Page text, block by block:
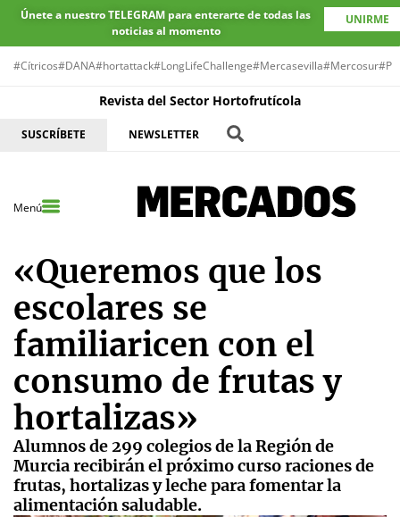
Únete a nuestro TELEGRAM para enterarte de todas las
noticias al momento
UNIRME
#Cítricos#DANA#hortattack#LongLifeChallenge#Mercasevilla#Mercosur
Revista del Sector Hortofrutícola
SUSCRÍBETE NEWSLETTER
Menú
«Queremos que los
escolares se
familiaricen con el
consumo de frutas y
hortalizas»
Alumnos de 299 colegios de la Región de
Murcia recibirán el próximo curso raciones de
frutas, hortalizas y leche para fomentar la
alimentación saludable.